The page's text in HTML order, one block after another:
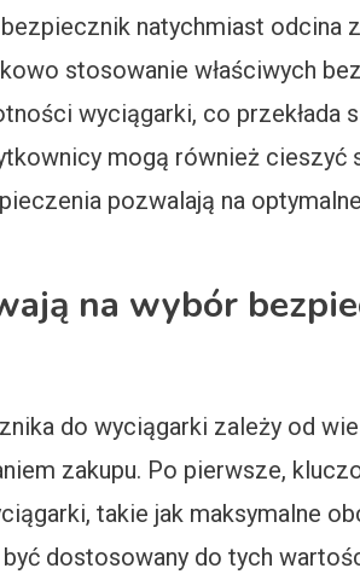
natychmiast odcina
stosowanie właściwych
wyciągarki, co przekłada
mogą również cieszyć
pozwalają na
na wybór
do wyciągarki zależy od
zakupu. Po pierwsze,
takie jak maksymalne
dostosowany do tych